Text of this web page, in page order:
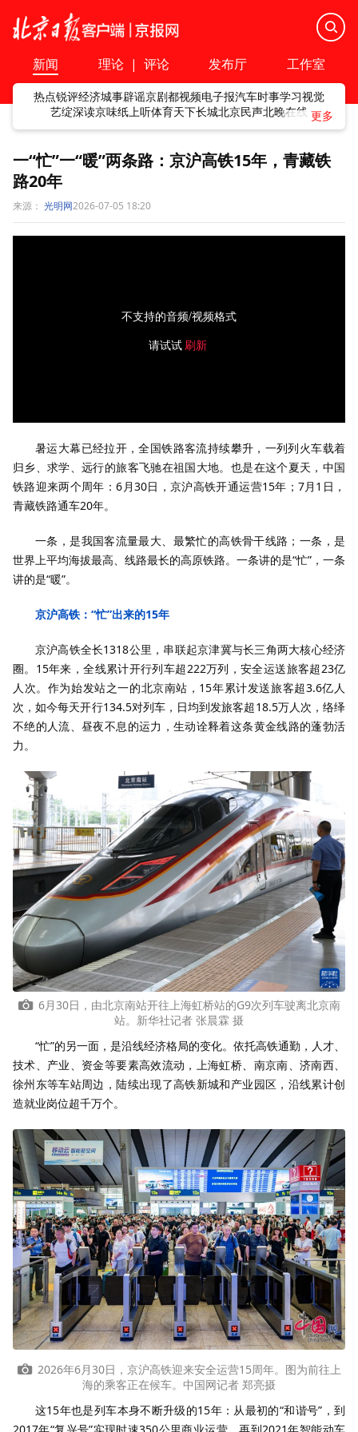
新闻 理论 | 评论 发布厅 工作室
热点锐评经济城事辟谣京剧都视频电子报汽车时事学习视觉
艺绽深读京味纸上听体育天下长城北京民声北晚在线
一“忙”一“暖”两条路：京沪高铁15年，青藏铁
路20年
来源： 光明网2026-07-05 18:20
不支持的音频/视频格式
请试试 刷新
暑运大幕已经拉开，全国铁路客流持续攀升，一列列火车载着
归乡、求学、远行的旅客飞驰在祖国大地。也是在这个夏天，中国
铁路迎来两个周年：6月30日，京沪高铁开通运营15年；7月1日，
青藏铁路通车20年。
一条，是我国客流量最大、最繁忙的高铁骨干线路；一条，是
世界上平均海拔最高、线路最长的高原铁路。一条讲的是“忙”，一条
讲的是“暖”。
京沪高铁：“忙”出来的15年
京沪高铁全长1318公里，串联起京津冀与长三角两大核心经济
圈。15年来，全线累计开行列车超222万列，安全运送旅客超23亿
人次。作为始发站之一的北京南站，15年累计发送旅客超3.6亿人
次，如今每天开行134.5对列车，日均到发旅客超18.5万人次，络绎
不绝的人流、昼夜不息的运力，生动诠释着这条黄金线路的蓬勃活
力。
6月30日，由北京南站开往上海虹桥站的G9次列车驶离北京南
站。新华社记者 张晨霖 摄
“忙”的另一面，是沿线经济格局的变化。依托高铁通勤，人才、
技术、产业、资金等要素高效流动，上海虹桥、南京南、济南西、
徐州东等车站周边，陆续出现了高铁新城和产业园区，沿线累计创
造就业岗位超千万个。
2026年6月30日，京沪高铁迎来安全运营15周年。图为前往上
海的乘客正在候车。中国网记者 郑亮摄
这15年也是列车本身不断升级的15年：从最初的“和谐号”，到